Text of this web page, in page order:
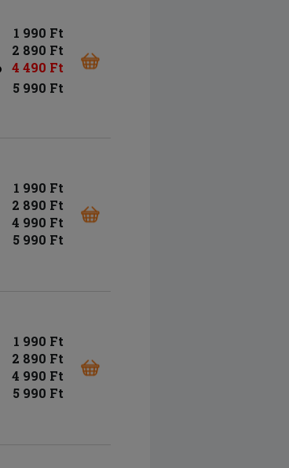
1 990 Ft
2 890 Ft
4 490 Ft
5 990 Ft
1 990 Ft
2 890 Ft
4 990 Ft
5 990 Ft
1 990 Ft
2 890 Ft
4 990 Ft
5 990 Ft